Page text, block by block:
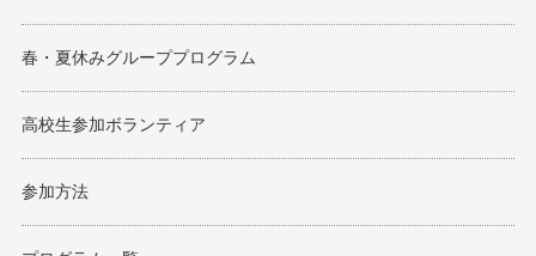
春・夏休みグループプログラム
高校生参加ボランティア
参加方法